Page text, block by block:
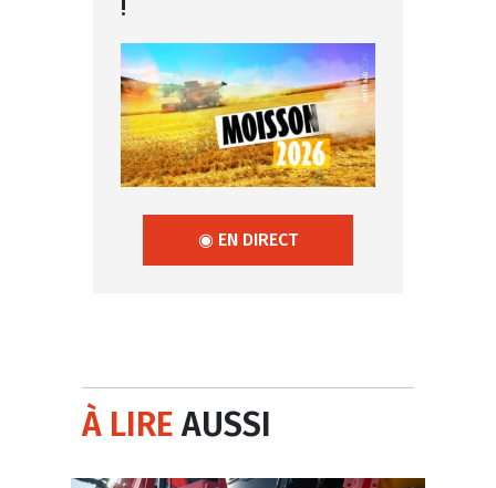
!
◉ EN DIRECT
À LIREAUSSI